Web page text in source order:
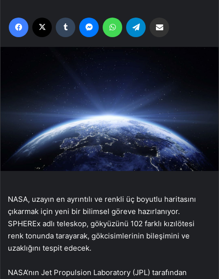
Facebook Tumblr MessengerWhatsApp
NASA, uzayın en ayrıntılı ve renkli üç boyutlu haritasını
çıkarmak için yeni bir bilimsel göreve hazırlanıyor.
SPHEREx adlı teleskop, gökyüzünü 102 farklı kızılötesi
renk tonunda tarayarak, gökcisimlerinin bileşimini ve
uzaklığını tespit edecek.
NASA’nın Jet Propulsion Laboratory (JPL) tarafından